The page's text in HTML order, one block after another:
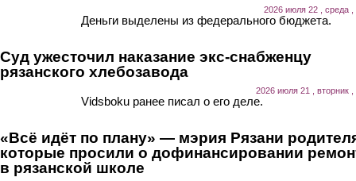
2026 июля 22 , среда ,
Деньги выделены из федерального бюджета.
Суд ужесточил наказание экс-снабженцу
рязанского хлебозавода
2026 июля 21 , вторник ,
Vidsboku ранее писал о его деле.
«Всё идёт по плану» — мэрия Рязани
которые просили о дофинансировании
в рязанской школе